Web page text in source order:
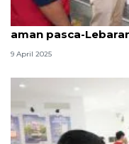
Pantau arus balik,
aman pasca-
9 April 2025